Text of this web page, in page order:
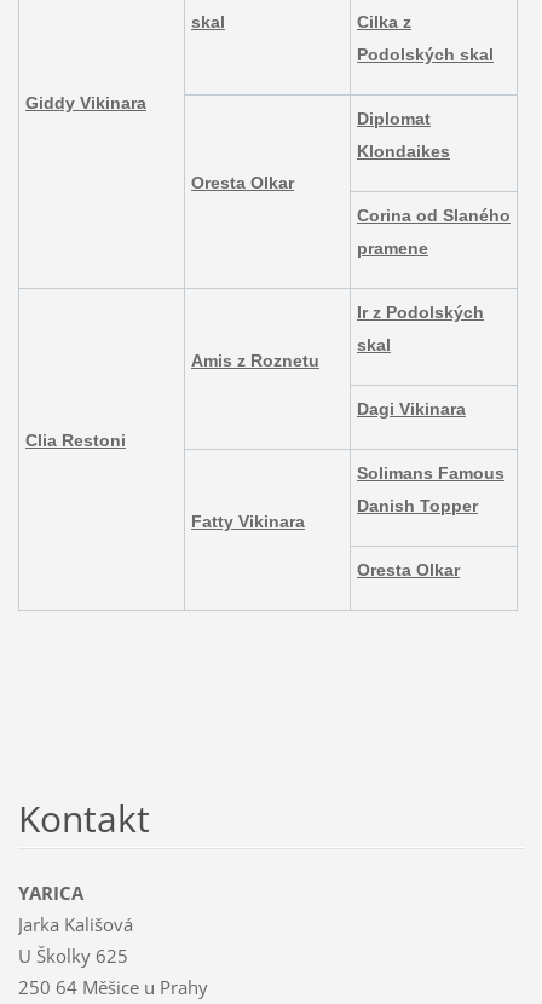
Giddy Vikinara
skal
Cilka z
Podolských skal
Oresta Olkar
Diplomat
Klondaikes
Corina od Slaného
pramene
Clia Restoni
Amis z Roznetu
Ir z Podolských
skal
Dagi Vikinara
Fatty Vikinara
Solimans Famous
Danish Topper
Oresta Olkar
Kontakt
YARICA
Jarka Kališová
U Školky 625
250 64 Měšice u Prahy